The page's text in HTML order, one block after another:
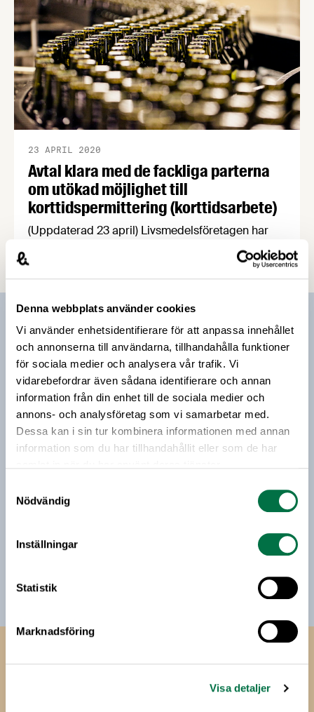
Denna webbplats använder cookies
Vi använder enhetsidentifierare för att anpassa innehållet
och annonserna till användarna, tillhandahålla funktioner
för sociala medier och analysera vår trafik. Vi
vidarebefordrar även sådana identifierare och annan
information från din enhet till de sociala medier och
annons- och analysföretag som vi samarbetar med.
Dessa kan i sin tur kombinera informationen med annan
information som du har tillhandahållit eller som de har
Nödvändig
Inställningar
Statistik
Marknadsföring
Visa detaljer
Avtal klara med de fackliga parterna
om utökad möjlighet till
korttidspermittering (korttidsarbete)
23 APRIL 2020
(Uppdaterad 23 april) Livsmedelsföretagen har
träffat överenskommelser med våra fackliga
motparter Livsmedelsarbetareförbundet (Livs),
Unionen, Ledarna och Sveriges Ingenjörer utifrån
korttidspermittering. Därmed är det nu möjligt för
företagen att korttidspermittera upp till 80
procent av arbetstiden.
Prenumerera på vårt nyhetsbrev
Vårt nyhetsbrev kommer ut 3-4 gånger i månaden och
riktar sig till alla med ett intresse för
livsmedelsföretagande och den svenska
livsmedelsbranschen. När du anmäler dig till vårt
nyhetsbrev godkänner du Livsmedelsföretagens
hantering av personuppgifter.
till min inkorg. Livsmedelsföretagen ska inte dela eller
sälja min personliga information. Jag kan när som helst